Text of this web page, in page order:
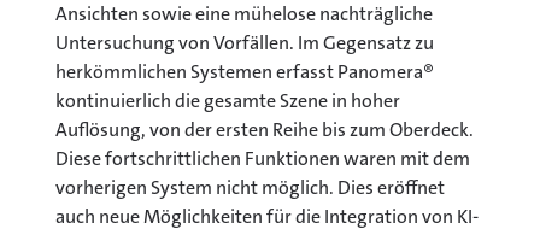
Ansichten sowie eine mühelose nachträgliche
Untersuchung von Vorfällen. Im Gegensatz zu
herkömmlichen Systemen erfasst Panomera®
kontinuierlich die gesamte Szene in hoher
Auflösung, von der ersten Reihe bis zum Oberdeck.
Diese fortschrittlichen Funktionen waren mit dem
vorherigen System nicht möglich. Dies eröffnet
auch neue Möglichkeiten für die Integration von KI-